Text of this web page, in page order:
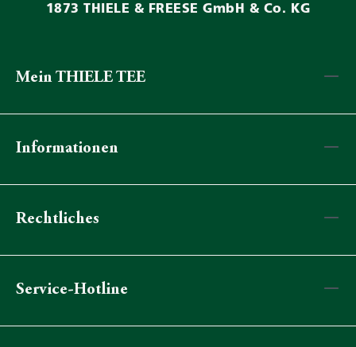
1873 THIELE & FREESE GmbH & Co. KG
Mein THIELE TEE
Informationen
Rechtliches
Service-Hotline